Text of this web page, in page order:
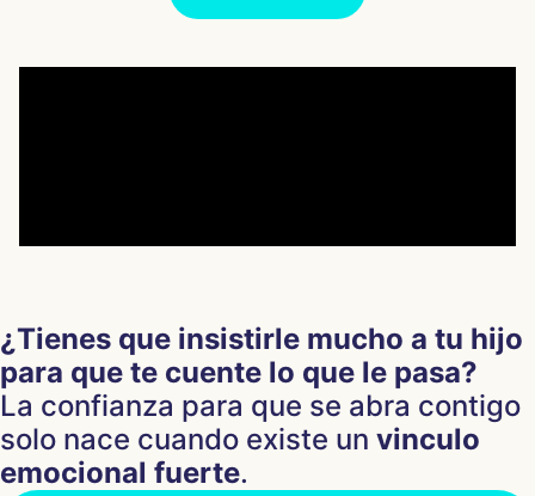
¿Tienes que insistirle mucho a tu hijo
para que te cuente lo que le pasa?
La confianza para que se abra contigo
solo nace cuando existe un vinculo
emocional fuerte.